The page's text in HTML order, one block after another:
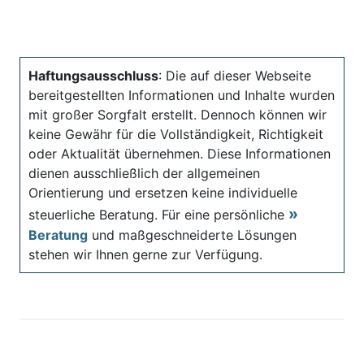
Haftungsausschluss: Die auf dieser Webseite
bereitgestellten Informationen und Inhalte wurden
mit großer Sorgfalt erstellt. Dennoch können wir
keine Gewähr für die Vollständigkeit, Richtigkeit
oder Aktualität übernehmen. Diese Informationen
dienen ausschließlich der allgemeinen
Orientierung und ersetzen keine individuelle
steuerliche Beratung. Für eine persönliche
Beratung und maßgeschneiderte Lösungen
stehen wir Ihnen gerne zur Verfügung.